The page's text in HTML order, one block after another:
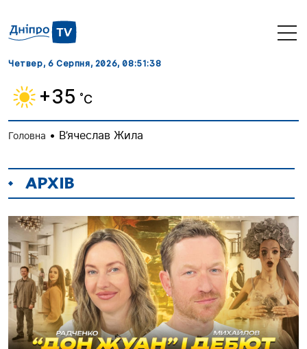
Четвер, 6 Серпня, 2026, 08:51:38
+35 ˚C
Головна • В’ячеслав Жила
АРХІВ